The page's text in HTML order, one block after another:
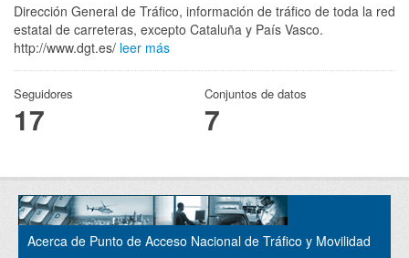
Dirección General de Tráfico, información de tráfico de toda la red
estatal de carreteras, excepto Cataluña y País Vasco.
http://www.dgt.es/ leer más
Seguidores
17
Conjuntos de datos
7
Acerca de Punto de Acceso Nacional de Tráfico y Movilidad